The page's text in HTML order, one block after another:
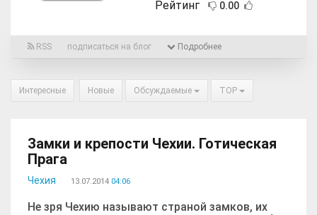
Рейтинг 0.00
RSS подписаться на блог Подробнее
Интересные Новые Обсуждаемые TOP
Замки и крепости Чехии. Готическая
Прага
Чехия 13.07.2014 04:06
Не зря Чехию называют страной замков, их